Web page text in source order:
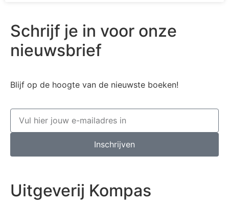
Schrijf je in voor onze
nieuwsbrief
Blijf op de hoogte van de nieuwste boeken!
Inschrijven
Uitgeverij Kompas